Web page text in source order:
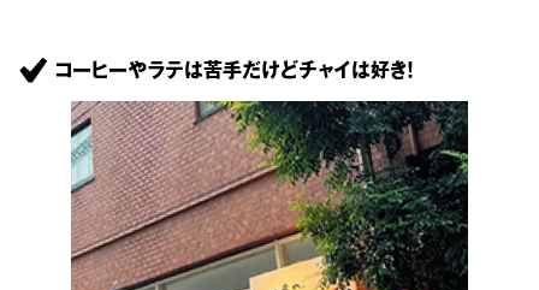
コーヒーやラテは苦手だけどチャイは好き！